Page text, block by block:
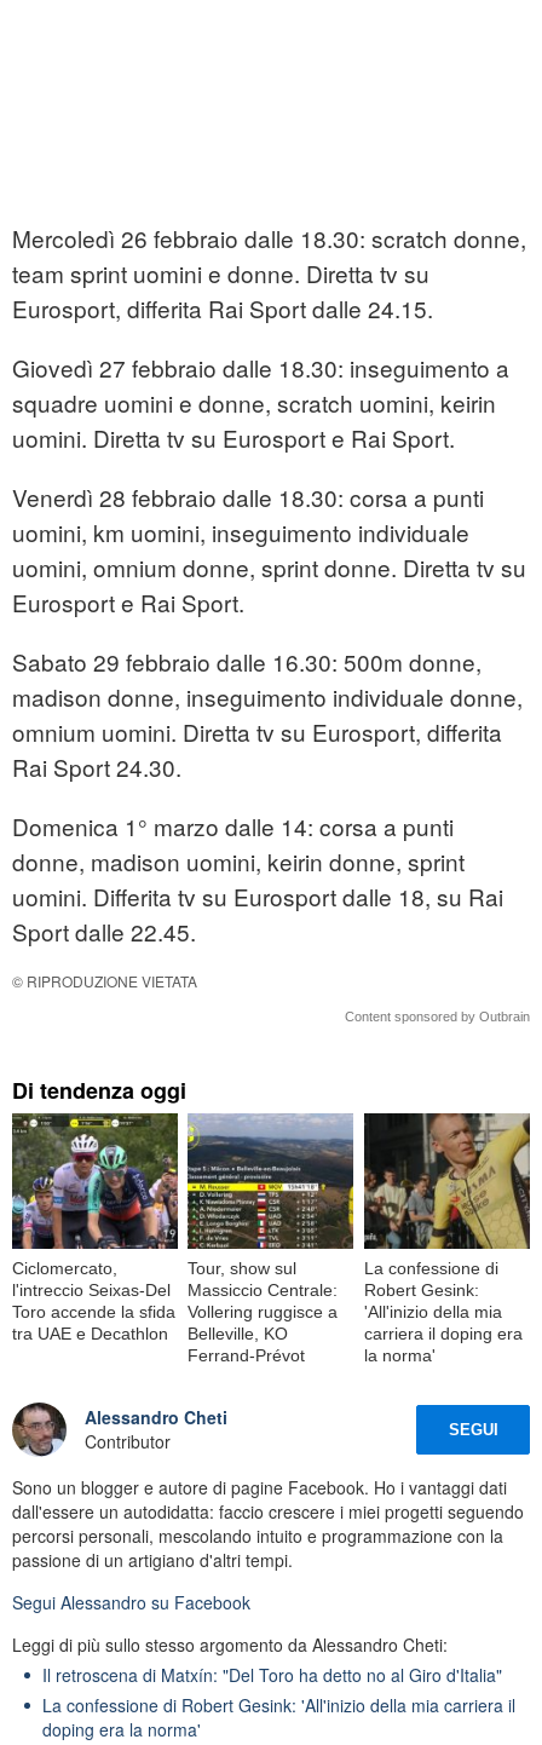
Mercoledì 26 febbraio dalle 18.30: scratch donne,
team sprint uomini e donne. Diretta tv su
Eurosport, differita Rai Sport dalle 24.15.
Giovedì 27 febbraio dalle 18.30: inseguimento a
squadre uomini e donne, scratch uomini, keirin
uomini. Diretta tv su Eurosport e Rai Sport.
Venerdì 28 febbraio dalle 18.30: corsa a punti
uomini, km uomini, inseguimento individuale
uomini, omnium donne, sprint donne. Diretta tv su
Eurosport e Rai Sport.
Sabato 29 febbraio dalle 16.30: 500m donne,
madison donne, inseguimento individuale donne,
omnium uomini. Diretta tv su Eurosport, differita
Rai Sport 24.30.
Domenica 1° marzo dalle 14: corsa a punti
donne, madison uomini, keirin donne, sprint
uomini. Differita tv su Eurosport dalle 18, su Rai
Sport dalle 22.45.
© RIPRODUZIONE VIETATA
Content sponsored by Outbrain
Di tendenza oggi
Ciclomercato,
l'intreccio Seixas-Del
Toro accende la sfida
tra UAE e Decathlon
Tour, show sul
Massiccio Centrale:
Vollering ruggisce a
Belleville, KO
Ferrand-Prévot
La confessione di
Robert Gesink:
'All'inizio della mia
carriera il doping era
la norma'
Alessandro Cheti
Contributor
SEGUI
Sono un blogger e autore di pagine Facebook. Ho i vantaggi dati
dall'essere un autodidatta: faccio crescere i miei progetti seguendo
percorsi personali, mescolando intuito e programmazione con la
passione di un artigiano d'altri tempi.
Segui Alessandro su Facebook
Leggi di più sullo stesso argomento da Alessandro Cheti:
Il retroscena di Matxín: "Del Toro ha detto no al Giro d'Italia"
La confessione di Robert Gesink: 'All'inizio della mia carriera il
doping era la norma'